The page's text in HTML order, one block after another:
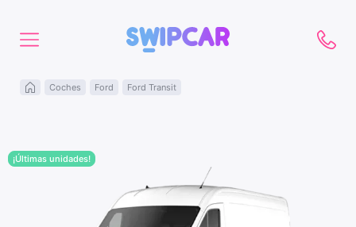
Coches Ford Ford Transit
¡Últimas unidades!